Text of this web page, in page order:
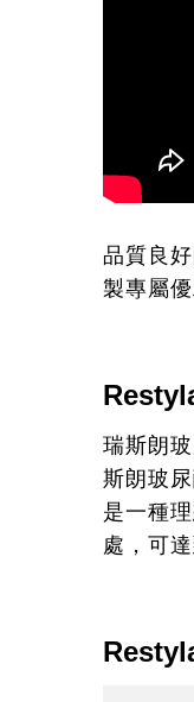
品質良
製專屬
瑞斯朗
斯朗玻
是一種
處，可